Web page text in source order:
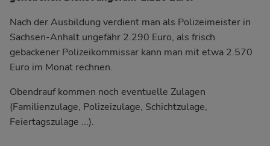
Nach der Ausbildung verdient man als Polizeimeister in
Sachsen-Anhalt ungefähr 2.290 Euro, als frisch
gebackener Polizeikommissar kann man mit etwa 2.570
Euro im Monat rechnen.
Obendrauf kommen noch eventuelle Zulagen
(Familienzulage, Polizeizulage, Schichtzulage,
Feiertagszulage ...).